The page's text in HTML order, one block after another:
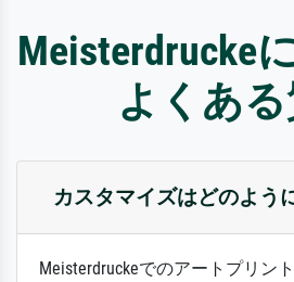
Meisterdrucke
よくある
カスタマイズはどのよう
Meisterdruckeでのアートプリン